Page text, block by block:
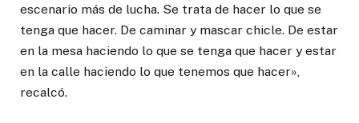
escenario más de lucha. Se trata de hacer lo que se
tenga que hacer. De caminar y mascar chicle. De estar
en la mesa haciendo lo que se tenga que hacer y estar
en la calle haciendo lo que tenemos que hacer»,
recalcó.